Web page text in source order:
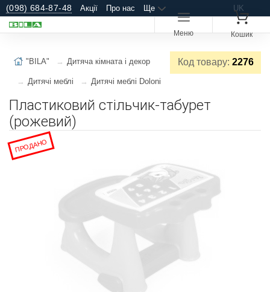
(098) 684-87-48 Акції Про нас Ще UK
Меню Кошик
Код товару: 2276
"BILA" Дитяча кімната і декор
Дитячі меблі Дитячі меблі Doloni
Пластиковий стільчик-табурет
(рожевий)
ПРОДАНО